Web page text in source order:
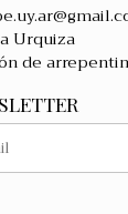
Urquiza
de